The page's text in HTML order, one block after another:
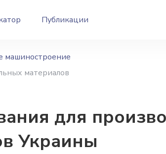
Публикации
машиностроение
материалов
для
Украины